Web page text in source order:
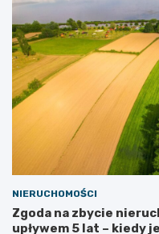
NIERUCHOMOŚCI
Zgoda na zbycie
upływem 5 lat – kiedy